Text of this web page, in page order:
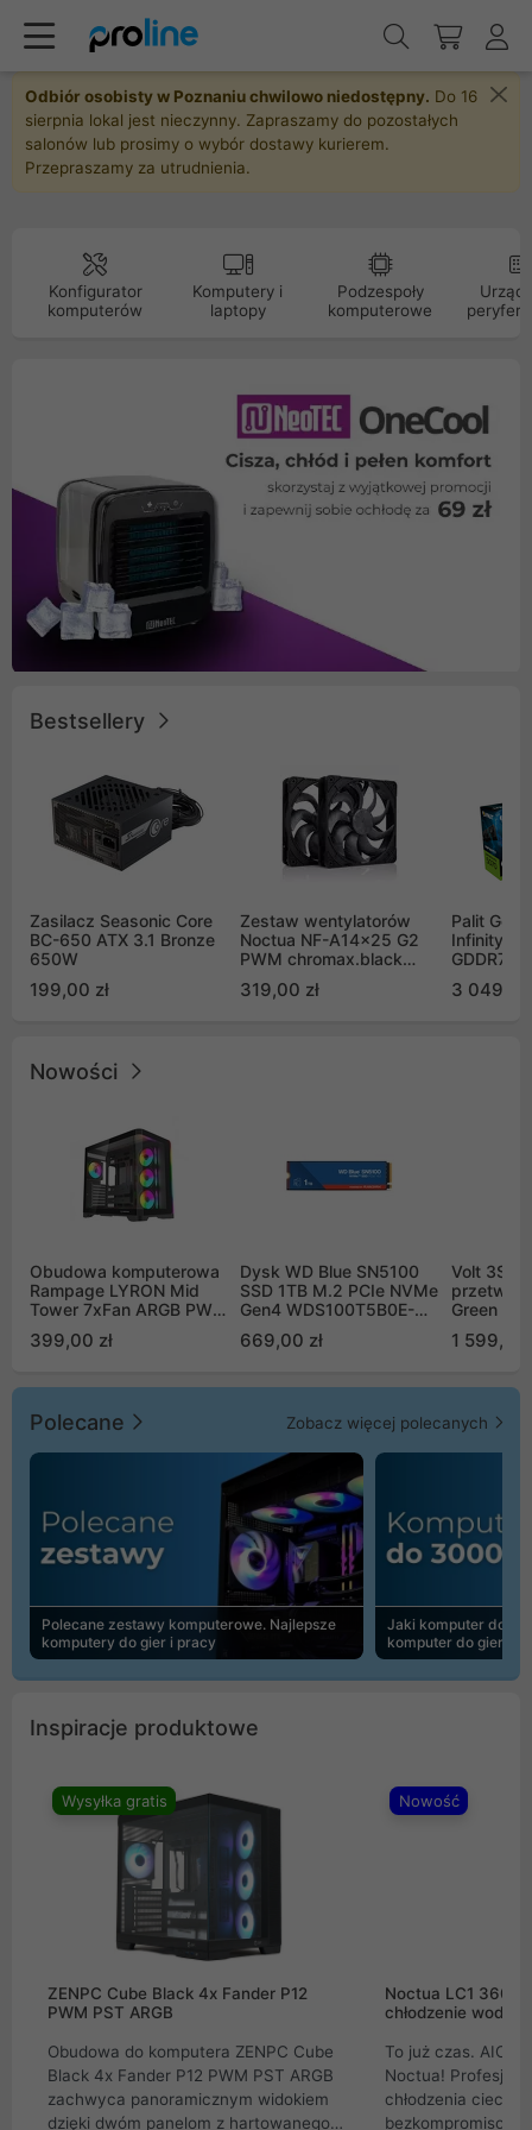
Odbiór osobisty w Poznaniu chwilowo niedostępny. Do 16
sierpnia lokal jest nieczynny. Zapraszamy do pozostałych
salonów lub prosimy o wybór dostawy kurierem.
Przepraszamy za utrudnienia.
Konfigurator
komputerów
Komputery i
laptopy
Podzespoły
komputerowe
Bestsellery
Zasilacz Seasonic Core
BC-650 ATX 3.1 Bronze
650W
199,00 zł
Zestaw wentylatorów
Noctua NF-A14x25 G2
PWM chromax.black
Push Pull (2szt)
319,00 zł
Palit
Infinity 3
GDDR7
GB2050S)
3 049,00
Nowości
Obudowa komputerowa
Rampage LYRON Mid
Tower 7xFan ARGB PWM
399,00 zł
Dysk WD Blue SN5100
SSD 1TB M.2 PCIe NVMe
Gen4 WDS100T5B0E-
669,00 zł
Volt
Green
1 599,00
Polecane Zobacz więcej polecanych
Polecane zestawy komputerowe. Najlepsze
komputery do gier i pracy
Jaki komputer do
komputer do gier |
Inspiracje produktowe
Wysyłka gratis
ZENPC Cube Black 4x Fander P12
PWM PST ARGB
Obudowa do komputera ZENPC Cube
Black 4x Fander P12 PWM PST ARGB
zachwyca panoramicznym widokiem
dzięki dwóm panelom z hartowanego
Nowość
Noctua LC1
chłodzenie wodne
To już czas. AIO
Noctua!
chłodzenia cieczą